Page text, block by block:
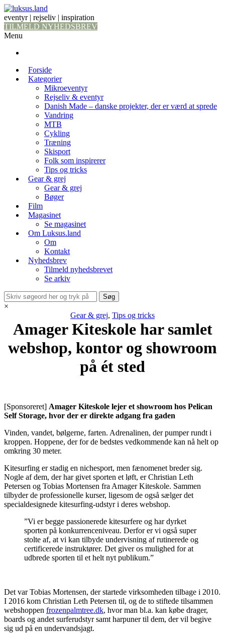
eventyr | rejseliv | inspiration
TILMELD NYHEDSBREV
Menu
Forside
Kategorier
Mikroeventyr
Rejseliv & eventyr
Danish Made – danske projekter, der er værd at sprede
Vandring
MTB
Cykling
Træning
Skisport
Folk som inspirerer
Tips og tricks
Gear & grej
Gear & grej
Bøger
Film
Magasinet
Se magasinet
Om Luksus.land
Om
Kontakt
Nyhedsbrev
Tilmeld nyhedsbrevet
Se arkiv
×
Gear & grej, Tips og tricks
Amager Kiteskole har samlet
webshop, kontor og showroom
på ét sted
[Sponsoreret] Amager Kiteskole lejer et showroom hos Pelican
Self Storage, hvor der er direkte adgang fra gaden
Vinden, vandet, bølgerne, farten. Adrenalinen, der pumper rundt i
kroppen. Hoppene, der for de bedstes vedkommende kan nå helt op
omkring 30 meter.
Kitesurfing er stadig en nichesport, men fænomenet breder sig.
Nogle af dem, der har givet sporten et løft, er Christian Leth
Petersen og Tobias Mortensen fra Amager Kiteskole. Sammen
tilbyder de professionelle kurser, ligesom de også sælger det
specialdesignede kitesurfing-udstyr i deres webshop.
”Vi er begge passionerede kitesurfere og har dyrket
sporten på konkurrenceniveau. Derfor er vi også super
stolte af, at vi kan tilbyde undervisning af rutinerede og
certificerede instruktører. Det giver os mulighed for at
udbrede sporten til et helt nyt publikum.”
Det var Tobias Mortensen, der startede virksomheden tilbage i 2010.
I 2016 kom Christian Leth Petersen til, og de to stiftede tilsammen
webshoppen frozenpalmtree.dk, hvor man bl.a. kan købe drager,
boards og andet surferudstyr samt harpuner til dem, der vil begive
sig ud på en undervandsjagt.